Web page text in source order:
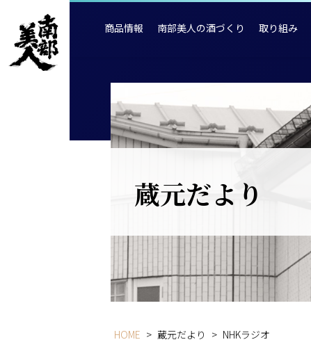
商品情報 南部美人の酒づくり 取り組み
蔵元だより
HOME > 蔵元だより > NHKラジオ